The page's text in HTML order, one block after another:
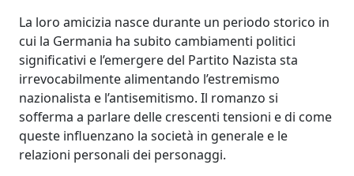
La loro amicizia nasce durante un periodo storico in
cui la Germania ha subito cambiamenti politici
significativi e l’emergere del Partito Nazista sta
irrevocabilmente alimentando l’estremismo
nazionalista e l’antisemitismo. Il romanzo si
sofferma a parlare delle crescenti tensioni e di come
queste influenzano la società in generale e le
relazioni personali dei personaggi.